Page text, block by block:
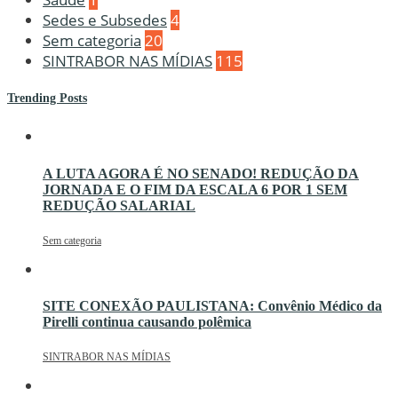
Sedes e Subsedes4
Sem categoria 20
SINTRABOR NAS MÍDIAS 115
Trending Posts
A LUTA AGORA É NO SENADO! REDUÇÃO DA
JORNADA E O FIM DA ESCALA 6 POR 1 SEM
REDUÇÃO SALARIAL
Sem categoria
SITE CONEXÃO PAULISTANA: Convênio Médico da
Pirelli continua causando polêmica
SINTRABOR NAS MÍDIAS